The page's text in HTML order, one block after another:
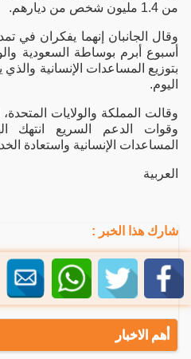
من 1.4 مليون شخص من ديارهم.
وقال الجانبان إنهما يفكران في
أسبوع أبرم بوساطة السعودية
اليوم.
وقالت المملكة والولايات
وقوات الدعم السريع انتهك
المساعدات الإنسانية واستعادة
العربية
شارك هذا الخبر :
أهم الاخبار